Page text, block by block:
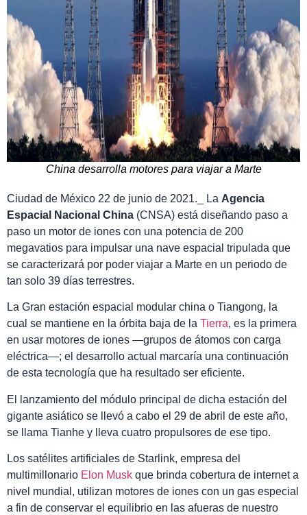
China desarrolla motores para viajar a Marte
Ciudad de México 22 de junio de 2021._ La Agencia
Espacial Nacional China (CNSA) está diseñando paso a
paso un motor de iones con una potencia de 200
megavatios para impulsar una nave espacial tripulada que
se caracterizará por poder viajar a Marte en un periodo de
tan solo 39 días terrestres.
La Gran estación espacial modular china o Tiangong, la
cual se mantiene en la órbita baja de la Tierra, es la primera
en usar motores de iones —grupos de átomos con carga
eléctrica—; el desarrollo actual marcaría una continuación
de esta tecnología que ha resultado ser eficiente.
El lanzamiento del módulo principal de dicha estación del
gigante asiático se llevó a cabo el 29 de abril de este año,
se llama Tianhe y lleva cuatro propulsores de ese tipo.
Los satélites artificiales de Starlink, empresa del
multimillonario Elon Musk que brinda cobertura de internet a
nivel mundial, utilizan motores de iones con un gas especial
a fin de conservar el equilibrio en las afueras de nuestro